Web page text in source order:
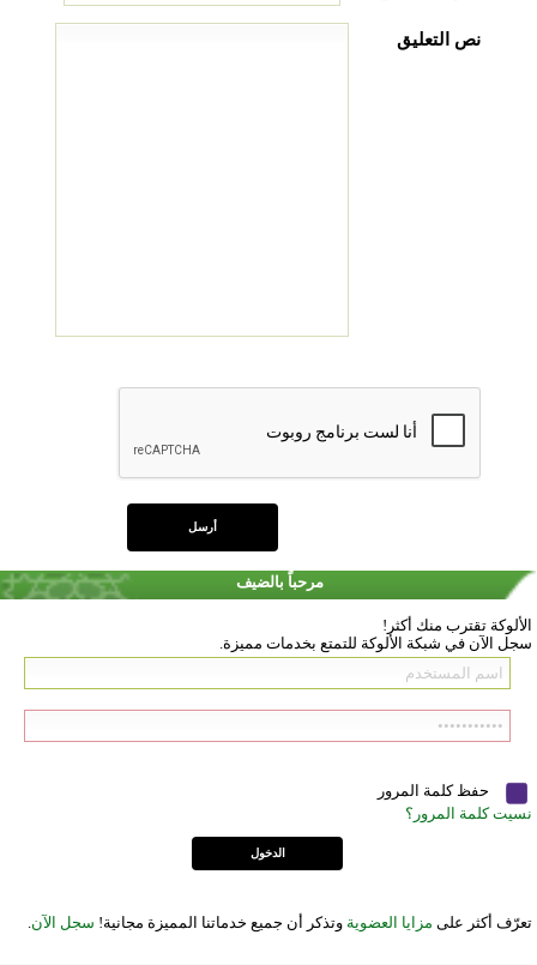
نص التعليق
مرحباً بالضيف
الألوكة تقترب منك أكثر!
سجل الآن في شبكة الألوكة للتمتع بخدمات مميزة.
حفظ كلمة المرور
نسيت كلمة المرور؟
تعرّف أكثر على مزايا العضوية وتذكر أن جميع خدماتنا المميزة مجانية! سجل الآن